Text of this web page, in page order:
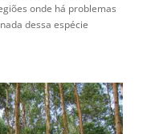
onde há problemas
dessa espécie